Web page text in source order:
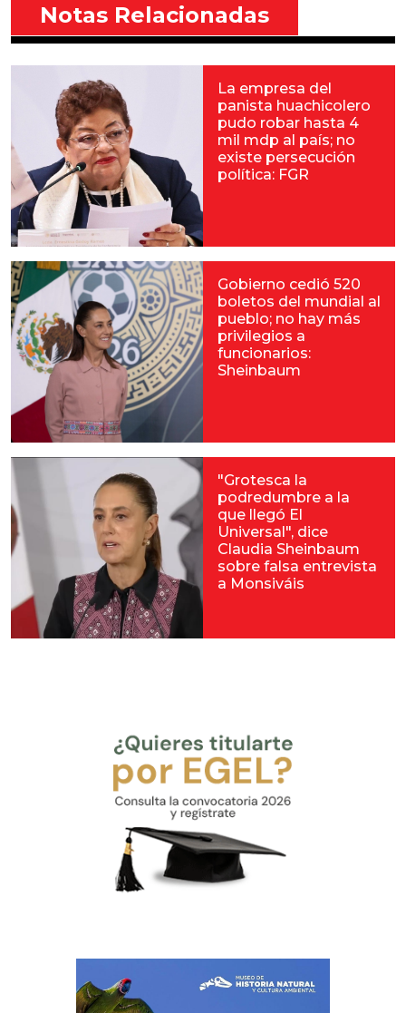
Notas Relacionadas
La empresa del
panista huachicolero
pudo robar hasta 4
mil mdp al país; no
existe persecución
política: FGR
Gobierno cedió 520
boletos del mundial al
pueblo; no hay más
privilegios a
funcionarios:
Sheinbaum
"Grotesca la
podredumbre a la
que llegó El
Universal", dice
Claudia Sheinbaum
sobre falsa entrevista
a Monsiváis